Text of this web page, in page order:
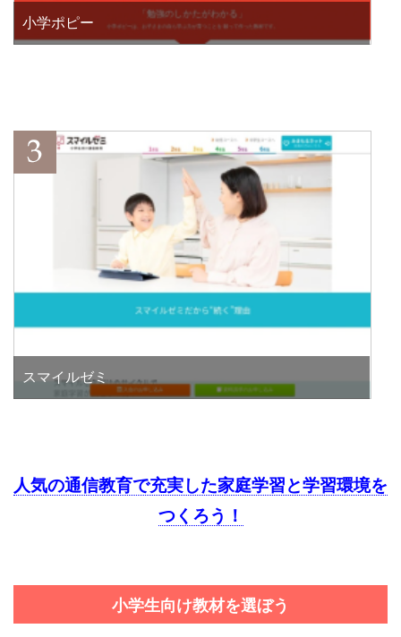
小学ポピー
スマイルゼミ
人気の通信教育で充実した家庭学習と学習環境を
つくろう！
小学生向け教材を選ぼう